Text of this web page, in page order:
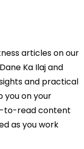
articles on our
Ka Ilaj and
and practical
you on your
to-read content
as you work